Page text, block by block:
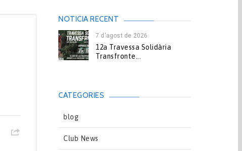
NOTICIA RECENT
7 d'agost de 2026
12a Travessa Solidària
Transfronte...
CATEGORIES
blog
Club News